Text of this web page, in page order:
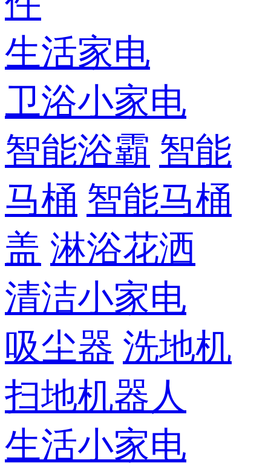
生活家电
卫浴小家电
智能浴霸 智能
马桶 智能马桶
盖 淋浴花洒
清洁小家电
吸尘器 洗地机
扫地机器人
生活小家电